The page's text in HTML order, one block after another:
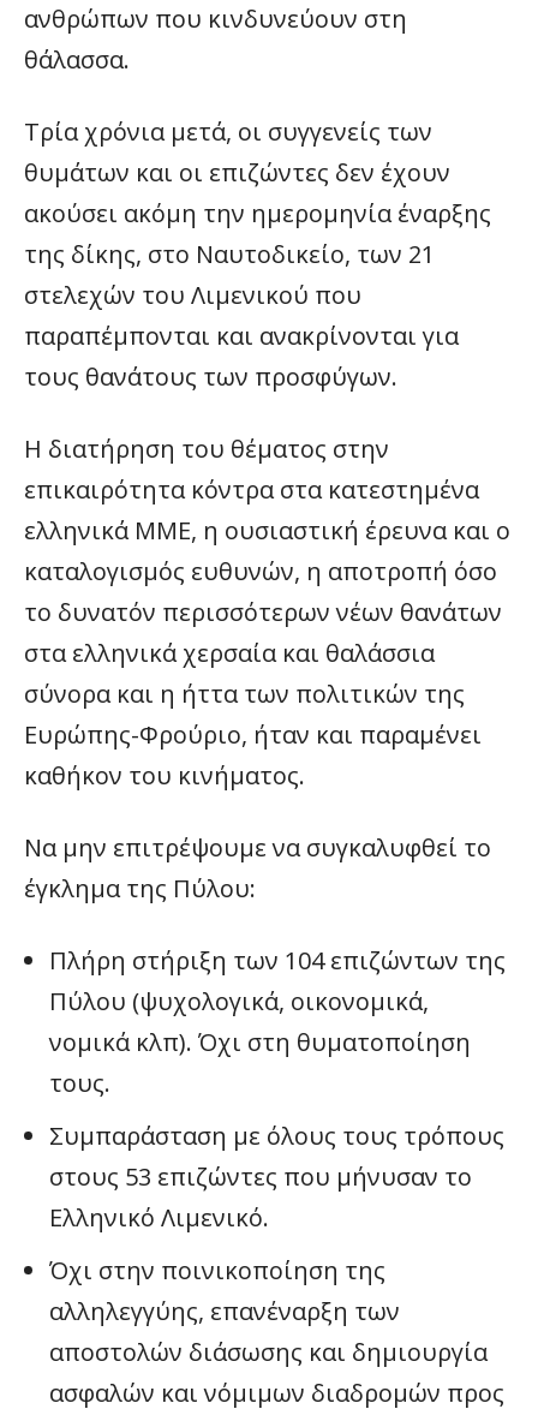
ανθρώπων που κινδυνεύουν στη
θάλασσα.
Τρία χρόνια μετά, οι συγγενείς των
θυμάτων και οι επιζώντες δεν έχουν
ακούσει ακόμη την ημερομηνία έναρξης
της δίκης, στο Ναυτοδικείο, των 21
στελεχών του Λιμενικού που
παραπέμπονται και ανακρίνονται για
τους θανάτους των προσφύγων.
Η διατήρηση του θέματος στην
επικαιρότητα κόντρα στα κατεστημένα
ελληνικά ΜΜΕ, η ουσιαστική έρευνα και ο
καταλογισμός ευθυνών, η αποτροπή όσο
το δυνατόν περισσότερων νέων θανάτων
στα ελληνικά χερσαία και θαλάσσια
σύνορα και η ήττα των πολιτικών της
Ευρώπης-Φρούριο, ήταν και παραμένει
καθήκον του κινήματος.
Να μην επιτρέψουμε να συγκαλυφθεί το
έγκλημα της Πύλου:
Πλήρη στήριξη των 104 επιζώντων της
Πύλου (ψυχολογικά, οικονομικά,
νομικά κλπ). Όχι στη θυματοποίηση
τους.
Συμπαράσταση με όλους τους τρόπους
στους 53 επιζώντες που μήνυσαν το
Ελληνικό Λιμενικό.
Όχι στην ποινικοποίηση της
αλληλεγγύης, επανέναρξη των
αποστολών διάσωσης και δημιουργία
ασφαλών και νόμιμων διαδρομών προς